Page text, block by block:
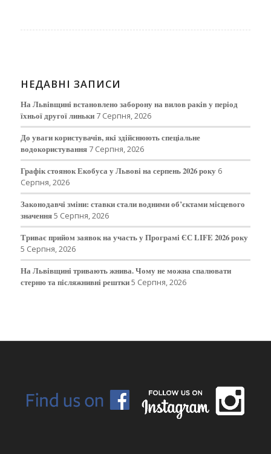
НЕДАВНІ ЗАПИСИ
На Львівщині встановлено заборону на вилов раків у період
їхньої другої линьки 7 Серпня, 2026
До уваги користувачів, які здійснюють спеціальне
водокористування 7 Серпня, 2026
Графік стоянок Екобуса у Львові на серпень 2026 року 6
Серпня, 2026
Законодавчі зміни: ставки стали водними об’єктами місцевого
значення5 Серпня, 2026
Триває прийом заявок на участь у Програмі ЄС LIFE 2026 року
5 Серпня, 2026
На Львівщині тривають жнива. Чому не можна спалювати
стерню та післяжнивні рештки5 Серпня, 2026